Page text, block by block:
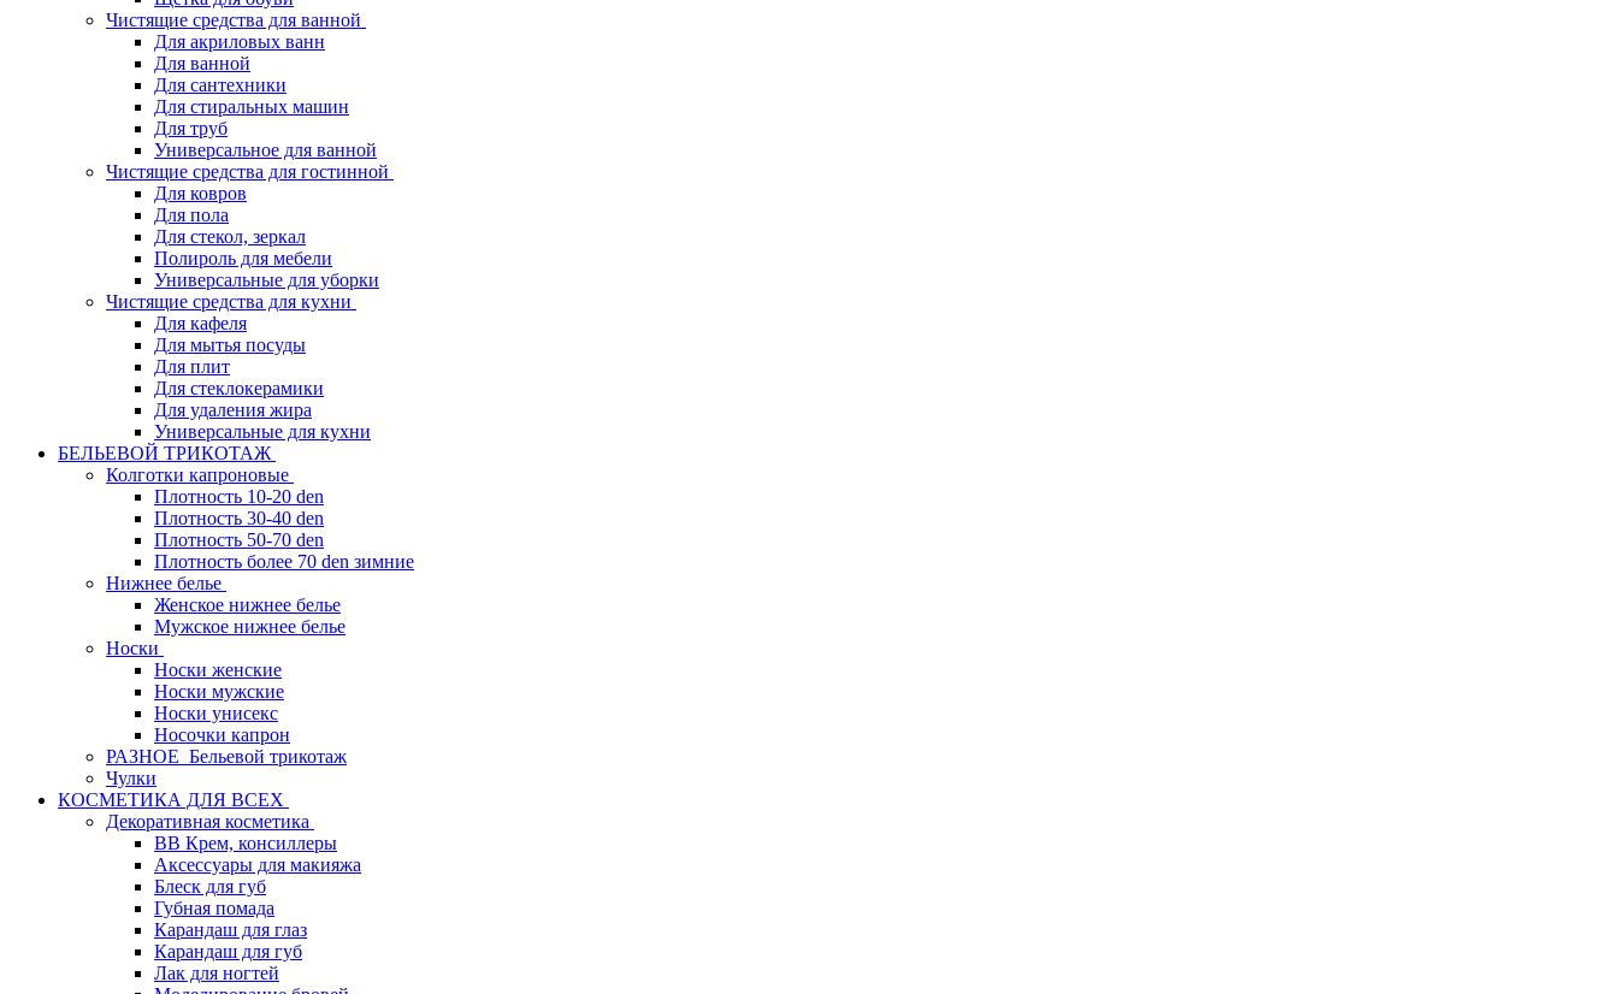
Чистящие средства для ванной
Для акриловых ванн
Для ванной
Для сантехники
Для стиральных машин
Для труб
Универсальное для ванной
Чистящие средства для гостинной
Для ковров
Для пола
Для стекол, зеркал
Полироль для мебели
Универсальные для уборки
Чистящие средства для кухни
Для кафеля
Для мытья посуды
Для плит
Для стеклокерамики
Для удаления жира
Универсальные для кухни
БЕЛЬЕВОЙ ТРИКОТАЖ
Колготки капроновые
Плотность 10-20 den
Плотность 30-40 den
Плотность 50-70 den
Плотность более 70 den зимние
Нижнее белье
Женское нижнее белье
Мужское нижнее белье
Носки
Носки женские
Носки мужские
Носки унисекс
Носочки капрон
РАЗНОЕ_Бельевой трикотаж
Чулки
КОСМЕТИКА ДЛЯ ВСЕХ
Декоративная косметика
BB Крем, консиллеры
Аксессуары для макияжа
Блеск для губ
Губная помада
Карандаш для глаз
Карандаш для губ
Лак для ногтей